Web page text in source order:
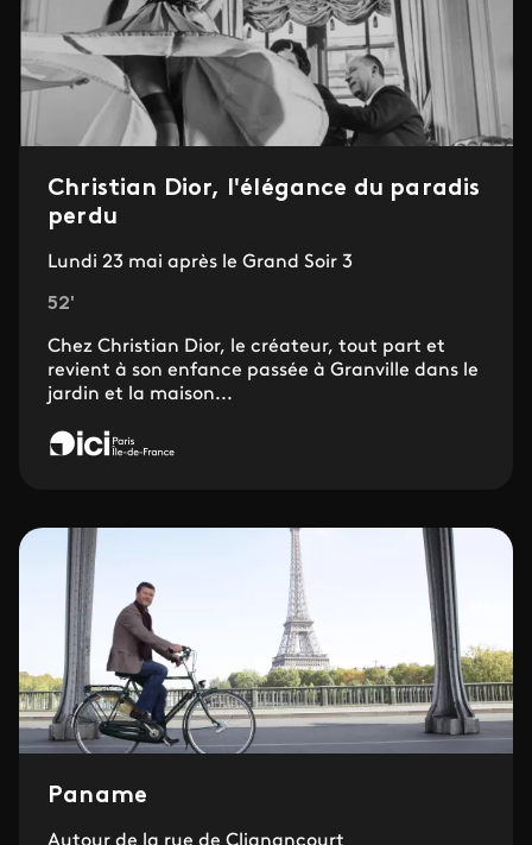
Christian Dior, l'élégance du paradis
perdu
Lundi 23 mai après le Grand Soir 3
52'
Chez Christian Dior, le créateur, tout part et
revient à son enfance passée à Granville dans le
jardin et la maison...
Paname